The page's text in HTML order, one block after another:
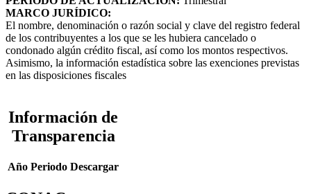
MARCO JURÍDICO:
El nombre, denominación o razón social y clave del registro federal
de los contribuyentes a los que se les hubiera cancelado o
condonado algún crédito fiscal, así como los montos respectivos.
Asimismo, la información estadística sobre las exenciones previstas
en las disposiciones fiscales
Información de
Transparencia
Año Periodo Descargar